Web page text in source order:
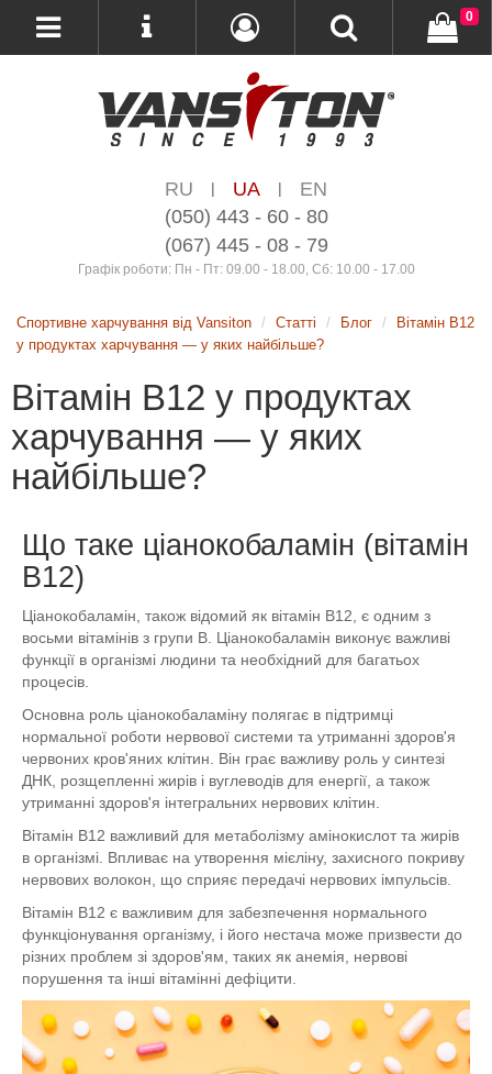
RU | UA |
EN
(050) 443 - 60 - 80
(067) 445 - 08 - 79
Графік роботи: Пн - Пт: 09.00 - 18.00, Сб: 10.00 - 17.00
0
Спортивне харчування від Vansiton Статті Блог
Вітамін B12
у продуктах харчування — у яких найбільше?
Вітамін B12 у продуктах
харчування — у яких
найбільше?
Що таке ціанокобаламін (вітамін
В12)
Ціанокобаламін, також відомий як вітамін В12, є одним з
восьми вітамінів з групи В. Ціанокобаламін виконує важливі
функції в організмі людини та необхідний для багатьох
процесів.
Основна роль ціанокобаламіну полягає в підтримці
нормальної роботи нервової системи та утриманні здоров'я
червоних кров'яних клітин. Він грає важливу роль у синтезі
ДНК, розщепленні жирів і вуглеводів для енергії, а також
утриманні здоров'я інтегральних нервових клітин.
Вітамін B12 важливий для метаболізму амінокислот та жирів
в організмі. Впливає на утворення мієліну, захисного покриву
нервових волокон, що сприяє передачі нервових імпульсів.
Вітамін В12 є важливим для забезпечення нормального
функціонування організму, і його нестача може призвести до
різних проблем зі здоров'ям, таких як анемія, нервові
порушення та інші вітамінні дефіцити.